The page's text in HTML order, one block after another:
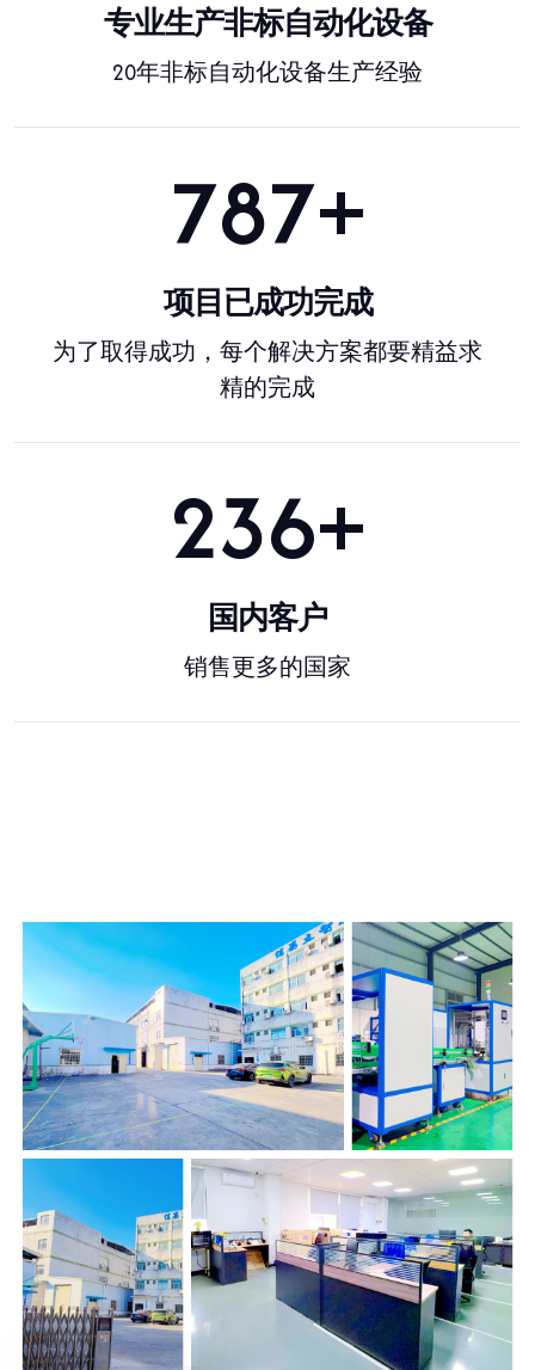
专业生产非标自动化设备
20年非标自动化设备生产经验
1000+
项目已成功完成
为了取得成功，每个解决方案都要精益求
精的完成
300+
国内客户
销售更多的国家